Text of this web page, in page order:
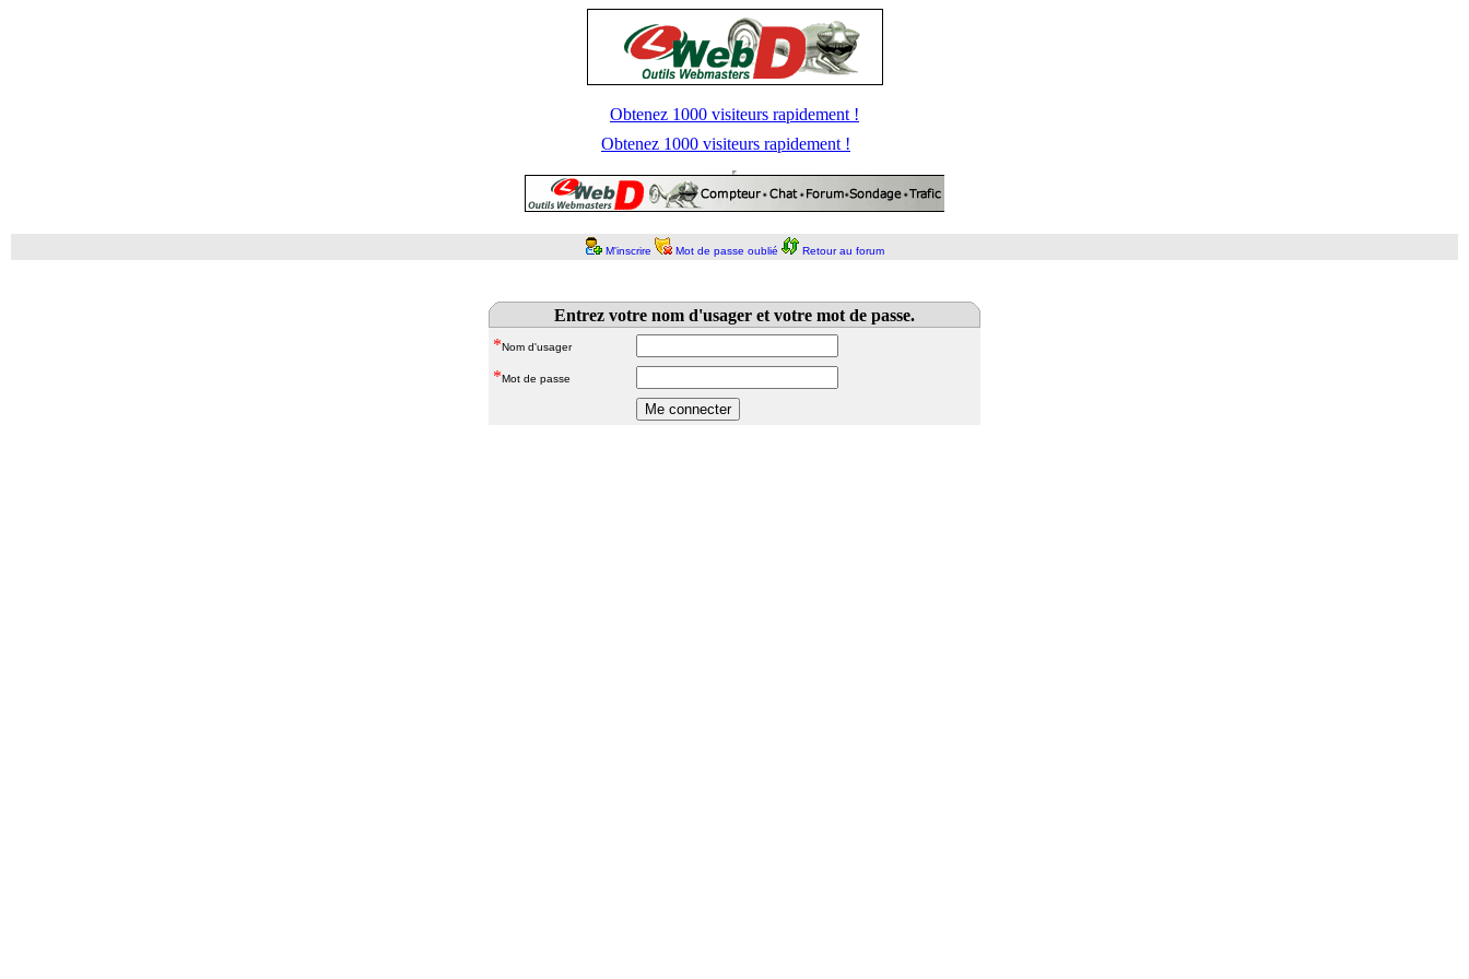
Obtenez 1000 visiteurs rapidement !
Obtenez 1000 visiteurs rapidement !
M'inscrire Mot de passe oublié Retour au forum
Entrez votre nom d'usager et votre mot de passe.
*Nom d'usager
*Mot de passe